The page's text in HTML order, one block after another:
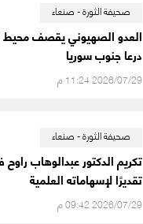
صحيفة الثورة - صنعاء
العدو الصهيوني يقصف محيط
درعا جنوب سوريا
2026/07/29 11:24 م
صحيفة الثورة - صنعاء
تكريم الدكتور عبدالوهاب
تقديرًا لإسهاماته العلمية
2026/07/29 09:42 م